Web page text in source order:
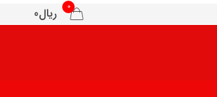
0 ریال0